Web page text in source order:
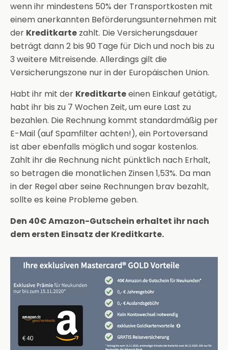
wenn ihr mindestens 50% der Transportkosten mit
einem anerkannten Beförderungsunternehmen mit
der Kreditkarte zahlt. Die Versicherungsdauer
beträgt dann 2 bis 90 Tage für Dich und noch bis zu
3 weitere Mitreisende. Allerdings gilt die
Versicherungszone nur in der Europäischen Union.
Habt ihr mit der Kreditkarteeinen Einkauf getätigt,
habt ihr bis zu 7 Wochen Zeit, um eure Last zu
bezahlen. Die Rechnung kommt standardmäßig per
E-Mail (auf Spamfilter achten!), ein Portoversand
ist aber ebenfalls möglich und sogar kostenlos.
Zahlt ihr die Rechnung nicht pünktlich nach Erhalt,
so betragen die monatlichen Zinsen 1,53%. Da man
in der Regel aber seine Rechnungen brav bezahlt,
sollte es keine Probleme geben.
Den 40€ Amazon-Gutschein erhaltet ihr nach
dem ersten Einsatz der Kreditkarte.